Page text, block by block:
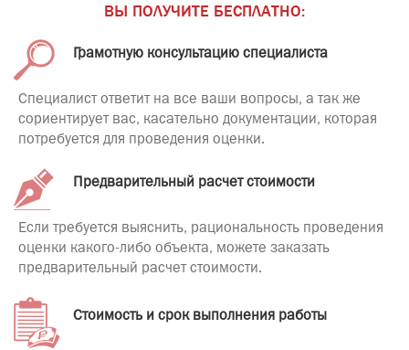
ВЫ ПОЛУЧИТЕ БЕСПЛАТНО:
Грамотную консультацию специалиста
Специалист ответит на все ваши вопросы, а так же
сориентирует вас, касательно документации, которая
потребуется для проведения оценки.
Предварительный расчет стоимости
Если требуется выяснить, рациональность проведения
оценки какого-либо объекта, можете заказать
предварительный расчет стоимости.
Стоимость и срок выполнения работы